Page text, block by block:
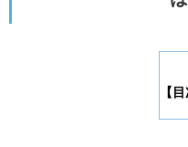
【目